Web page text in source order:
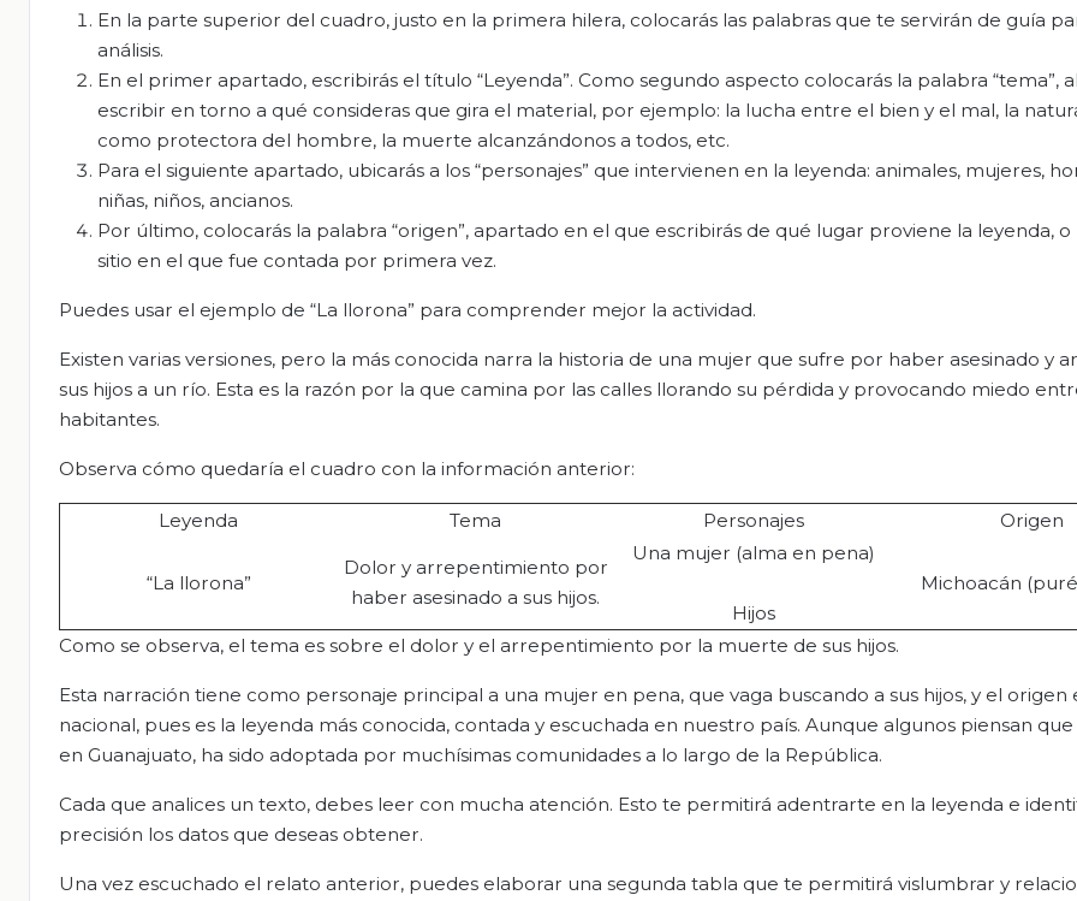
En la parte superior del cuadro, justo en la primera hilera, colocarás las palabras que te servirán de guía
análisis.
En el primer apartado, escribirás el título “Leyenda”. Como segundo aspecto colocarás la palabra “tema”,
escribir en torno a qué consideras que gira el material, por ejemplo: la lucha entre el bien y el mal, la
como protectora del hombre, la muerte alcanzándonos a todos, etc.
Para el siguiente apartado, ubicarás a los “personajes” que intervienen en la leyenda: animales, mujeres,
niñas, niños, ancianos.
Por último, colocarás la palabra “origen”, apartado en el que escribirás de qué lugar proviene la leyenda, o
sitio en el que fue contada por primera vez.
Puedes usar el ejemplo de “La llorona” para comprender mejor la actividad.
Existen varias versiones, pero la más conocida narra la historia de una mujer que sufre por haber asesinado y
sus hijos a un río. Esta es la razón por la que camina por las calles llorando su pérdida y provocando miedo
habitantes.
Observa cómo quedaría el cuadro con la información anterior:
Leyenda Tema Personajes Origen
“La llorona”
Dolor y arrepentimiento por
haber asesinado a sus hijos.
Una mujer (alma en pena)
Hijos
Michoacán
Como se observa, el tema es sobre el dolor y el arrepentimiento por la muerte de sus hijos.
Esta narración tiene como personaje principal a una mujer en pena, que vaga buscando a sus hijos, y el origen
nacional, pues es la leyenda más conocida, contada y escuchada en nuestro país. Aunque algunos piensan que
en Guanajuato, ha sido adoptada por muchísimas comunidades a lo largo de la República.
Cada que analices un texto, debes leer con mucha atención. Esto te permitirá adentrarte en la leyenda e
precisión los datos que deseas obtener.
Una vez escuchado el relato anterior, puedes elaborar una segunda tabla que te permitirá vislumbrar y